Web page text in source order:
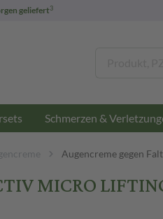
geliefert3
Schmerzen &
Augencreme gegen
MICRO